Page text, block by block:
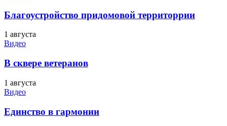
Благоустройство придомовой территоррии
1 августа
Видео
В сквере ветеранов
1 августа
Видео
Единство в гармонии